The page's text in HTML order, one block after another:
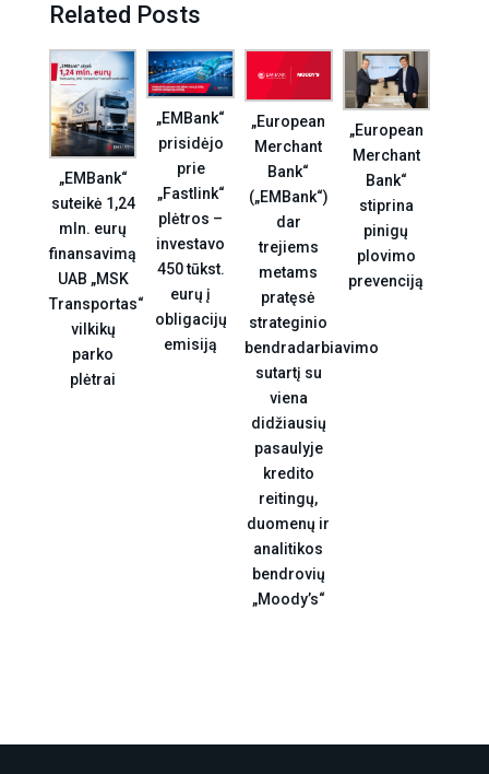
Related Posts
„EMBank“
suteikė 1,24
mln. eurų
finansavimą
UAB „MSK
Transportas“
vilkikų
parko
plėtrai
„EMBank“
prisidėjo
prie
„Fastlink“
plėtros –
investavo
450 tūkst.
eurų į
obligacijų
emisiją
„European
Merchant
Bank“
(„EMBank“)
dar
trejiems
metams
pratęsė
strateginio
bendradarbiavimo
sutartį su
viena
didžiausių
pasaulyje
kredito
reitingų,
duomenų ir
analitikos
bendrovių
„Moody’s“
„European
Merchant
Bank“
stiprina
pinigų
plovimo
prevenciją